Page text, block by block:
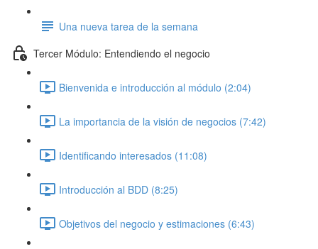
Una nueva tarea de la semana
Tercer Módulo: Entendiendo el negocio
Bienvenida e introducción al módulo (2:04)
La importancia de la visión de negocios (7:42)
Identificando interesados (11:08)
Introducción al BDD (8:25)
Objetivos del negocio y estimaciones (6:43)